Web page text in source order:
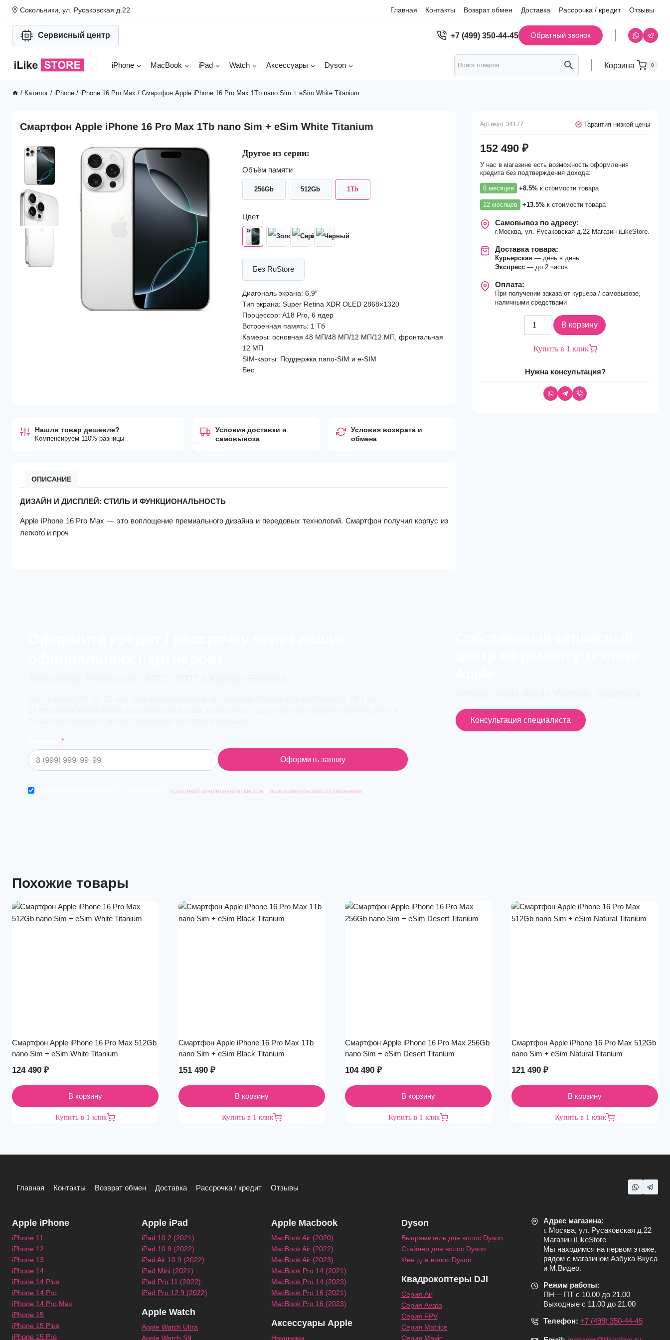
Перейти
содержимому
Сокольники, ул. Русаковская д.22 Главная Контакты Возврат обмен Доставка Рассрочка / кредит Отзывы
Сервисный центр +7 (499) 350-44-45 Обратный звонок
iPhone MacBook iPad Watch Аксессуары Dyson Корзина 0
/ Каталог / iPhone / iPhone 16 Pro Max / Смартфон Apple iPhone 16 Pro Max 1Tb nano Sim + eSim White Titanium
Смартфон Apple iPhone 16 Pro Max 1Tb nano Sim + eSim White Titanium
Другое из серии:
Объём памяти
256Gb 512Gb 1Tb
Цвет
Без RuStore
Диагональ экрана: 6,9″
Тип экрана: Super Retina XDR OLED 2868×1320
Процессор: A18 Pro, 6 ядер
Встроенная память: 1 Тб
Камеры: основная 48 МП/48 МП/12 МП/12 МП, фронтальная
12 МП
SIM-карты: Поддержка nano-SIM и e-SIM
Бес
Нашли товар дешевле?
Компенсируем 110% разницы
Условия доставки и
самовывоза
Условия возврата и
обмена
ОПИСАНИЕ
ДИЗАЙН И ДИСПЛЕЙ: СТИЛЬ И ФУНКЦИОНАЛЬНОСТЬ
Apple iPhone 16 Pro Max — это воплощение премиального дизайна и передовых технологий. Смартфон получил корпус из
легкого и проч
Артикул:34177 Гарантия низкой цены
152 490₽
У нас в магазине есть возможность оформления
кредита без подтверждения дохода:
6 месяцев +8.5% к стоимости товара
12 месяцев +13.5% к стоимости товара
Самовывоз по адресу:
г.Москва, ул. Русаковская д.22 Магазин iLikeStore.
Доставка товара:
Курьерская— день в день
Экспресс— до 2 часов
Оплата:
При получении заказа от курьера / самовывозе,
наличными средствами
Количество
товара
Смартфон
iPhone
В корзину
Купить в 1 клик
Нужна консультация?
Оформить заявку
политикой конфиденциальности пользовательским соглашением
Консультация специалиста
Похожие товары
Смартфон Apple iPhone 16 Pro Max 512Gb
nano Sim + eSim White Titanium
124 490 ₽
В корзину
Купить в 1 клик
Смартфон Apple iPhone 16 Pro Max 1Tb
nano Sim + eSim Black Titanium
151 490 ₽
В корзину
Купить в 1 клик
Смартфон Apple iPhone 16 Pro Max 256Gb
nano Sim + eSim Desert Titanium
104 490 ₽
В корзину
Купить в 1 клик
Смартфон Apple iPhone 16 Pro Max 512Gb
nano Sim + eSim Natural Titanium
121 490 ₽
В корзину
Купить в 1 клик
Главная Контакты Возврат обмен Доставка Рассрочка / кредит Отзывы
Apple iPhone
iPhone 11
iPhone 12
iPhone 13
iPhone 14
iPhone 14 Plus
iPhone 14 Pro
iPhone 14 Pro Max
iPhone 15
iPhone 15 Plus
iPhone 15 Pro
Apple iPad
iPad 10.2 (2021)
iPad 10.9 (2022)
iPad Air 10.9 (2022)
iPad Mini (2021)
iPad Pro 11 (2022)
iPad Pro 12.9 (2022)
Apple Watch
Apple Watch Ultra
Apple Watch S9
Apple Macbook
MacBook Air (2020)
MacBook Air (2022)
MacBook Air (2023)
MacBook Pro 14 (2021)
MacBook Pro 14 (2023)
MacBook Pro 16 (2021)
MacBook Pro 16 (2023)
Аксессуары Apple
Наушники
Dyson
Выпрямитель для волос Dyson
Стайлер для волос Dyson
Фен для волос Dyson
Квадрокоптеры DJI
Серия Air
Серия Avata
Серия FPV
Серия Matrice
Серия Mavic
Адрес магазина:
г. Москва, ул. Русаковская д.22
Магазин iLikeStore
Мы находимся на первом этаже,
рядом с магазином Азбука Вкуса
и М.Видео.
Режим работы:
ПН— ПТ с 10.00 до 21.00
Выходные с 11.00 до 21.00
Телефон: +7 (499) 350-44-45